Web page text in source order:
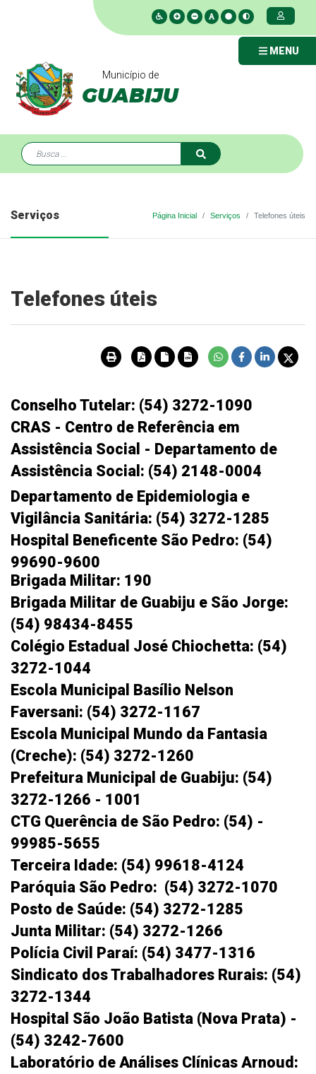
Município de
GUABIJU
MENU
Serviços Página Inicial Serviços Telefones úteis
Telefones úteis
Conselho Tutelar: (54) 3272-1090
CRAS - Centro de Referência em
Assistência Social - Departamento de
Assistência Social: (54) 2148-0004
Departamento de Epidemiologia e
Vigilância Sanitária: (54) 3272-1285
Hospital Beneficente São Pedro: (54)
99690-9600
Brigada Militar: 190
Brigada Militar de Guabiju e São Jorge:
(54) 98434-8455
Colégio Estadual José Chiochetta: (54)
3272-1044
Escola Municipal Basílio Nelson
Faversani: (54) 3272-1167
Escola Municipal Mundo da Fantasia
(Creche): (54) 3272-1260
Prefeitura Municipal de Guabiju: (54)
3272-1266 - 1001
CTG Querência de São Pedro: (54) -
99985-5655
Terceira Idade: (54) 99618-4124
Paróquia São Pedro: (54) 3272-1070
Posto de Saúde: (54) 3272-1285
Junta Militar: (54) 3272-1266
Polícia Civil Paraí: (54) 3477-1316
Sindicato dos Trabalhadores Rurais: (54)
3272-1344
Hospital São João Batista (Nova Prata) -
(54) 3242-7600
Laboratório de Análises Clínicas Arnoud: